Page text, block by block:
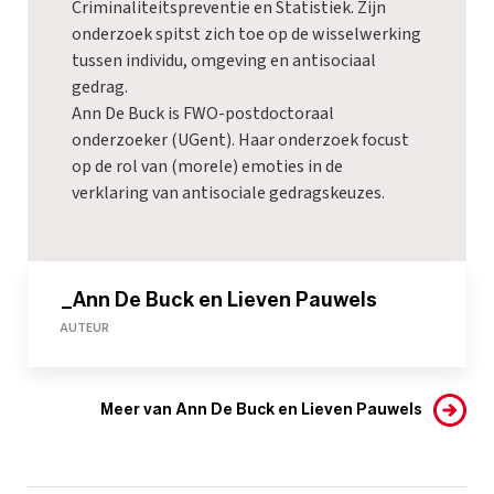
Criminaliteitspreventie en Statistiek. Zijn
onderzoek spitst zich toe op de wisselwerking
tussen individu, omgeving en antisociaal
gedrag.
Ann De Buck is FWO-postdoctoraal
onderzoeker (UGent). Haar onderzoek focust
op de rol van (morele) emoties in de
verklaring van antisociale gedragskeuzes.
_Ann De Buck en Lieven Pauwels
AUTEUR
Meer van Ann De Buck en Lieven Pauwels